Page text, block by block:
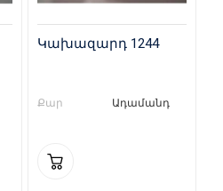
Կախազարդ 1244
Քար Ադամանդ